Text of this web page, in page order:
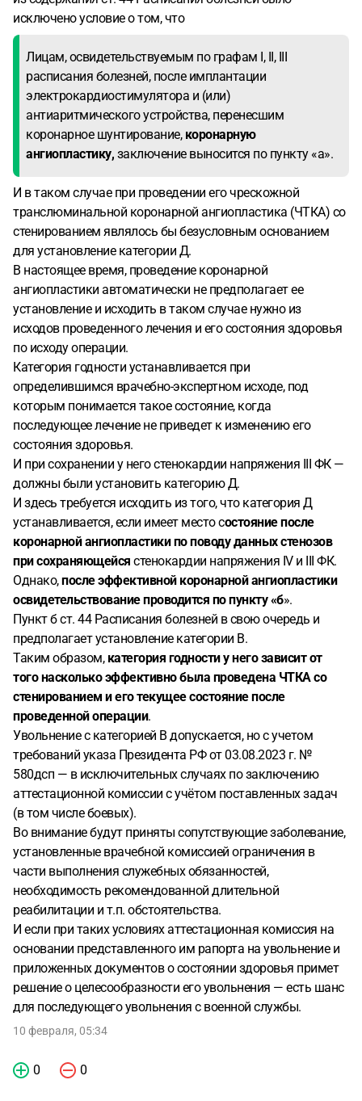
исключено условие о том, что
Лицам, освидетельствуемым по графам I, II, III
расписания болезней, после имплантации
электрокардиостимулятора и (или)
антиаритмического устройства, перенесшим
коронарное шунтирование, коронарную
ангиопластику, заключение выносится по пункту «а».
И в таком случае при проведении его чрескожной
транслюминальной коронарной ангиопластика (ЧТКА) со
стенированием являлось бы безусловным основанием
для установление категории Д.
В настоящее время, проведение коронарной
ангиопластики автоматически не предполагает ее
установление и исходить в таком случае нужно из
исходов проведенного лечения и его состояния здоровья
по исходу операции.
Категория годности устанавливается при
определившимся врачебно-экспертном исходе, под
которым понимается такое состояние, когда
последующее лечение не приведет к изменению его
состояния здоровья.
И при сохранении у него стенокардии напряжения III ФК —
должны были установить категорию Д.
И здесь требуется исходить из того, что категория Д
устанавливается, если имеет место состояние после
коронарной ангиопластики по поводу данных стенозов
при сохраняющейся стенокардии напряжения IV и III ФК.
Однако,после эффективной коронарной ангиопластики
освидетельствование проводится по пункту «б».
Пункт б ст. 44 Расписания болезней в свою очередь и
предполагает установление категории В.
Таким образом, категория годности у него зависит от
того насколько эффективно была проведена ЧТКА со
стенированием и его текущее состояние после
проведенной операции.
Увольнение с категорией В допускается, но с учетом
требований указа Президента РФ от 03.08.2023 г. №
580дсп — в исключительных случаях по заключению
аттестационной комиссии с учётом поставленных задач
(в том числе боевых).
Во внимание будут приняты сопутствующие заболевание,
установленные врачебной комиссией ограничения в
части выполнения служебных обязанностей,
необходимость рекомендованной длительной
реабилитации и т.п. обстоятельства.
И если при таких условиях аттестационная комиссия на
основании представленного им рапорта на увольнение и
приложенных документов о состоянии здоровья примет
решение о целесообразности его увольнения — есть шанс
для последующего увольнения с военной службы.
10 февраля, 05:34
0 0